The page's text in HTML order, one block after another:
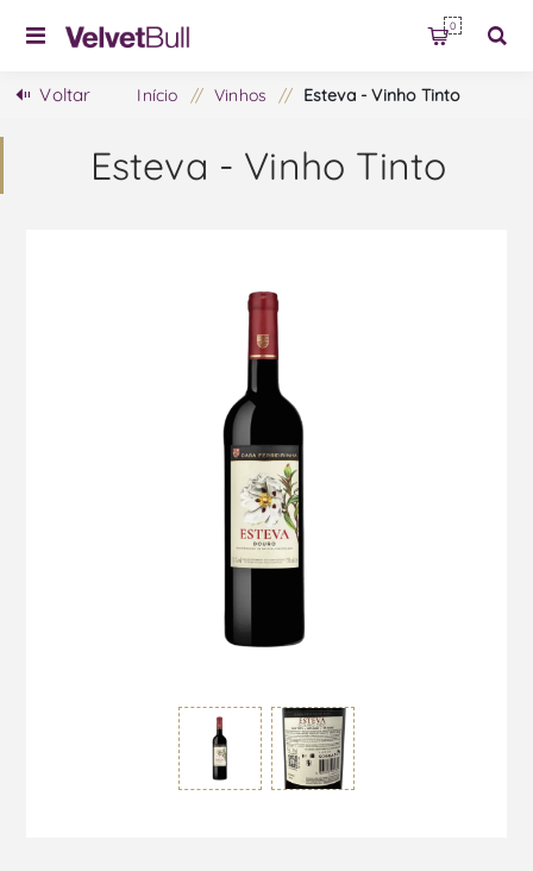
0
Voltar Início / Vinhos / Esteva - Vinho Tinto
Esteva - Vinho Tinto